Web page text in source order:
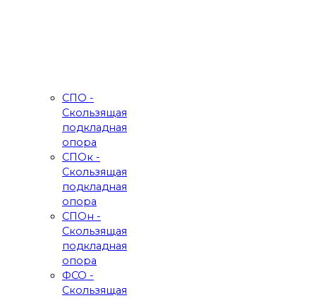
СПО -
Скользящая
подкладная
опора
СПОк -
Скользящая
подкладная
опора
СПОн -
Скользящая
подкладная
опора
ФСО -
Скользящая